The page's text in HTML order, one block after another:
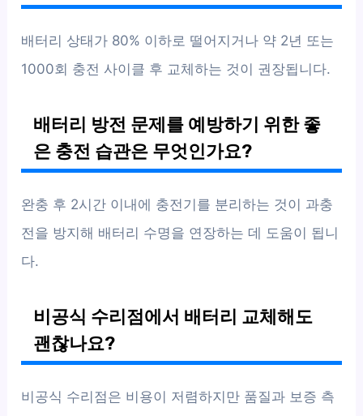
배터리 상태가 80% 이하로 떨어지거나 약 2년 또는
1000회 충전 사이클 후 교체하는 것이 권장됩니다.
배터리 방전 문제를 예방하기 위한 좋
은 충전 습관은 무엇인가요?
완충 후 2시간 이내에 충전기를 분리하는 것이 과충
전을 방지해 배터리 수명을 연장하는 데 도움이 됩니
다.
비공식 수리점에서 배터리 교체해도
괜찮나요?
비공식 수리점은 비용이 저렴하지만 품질과 보증 측